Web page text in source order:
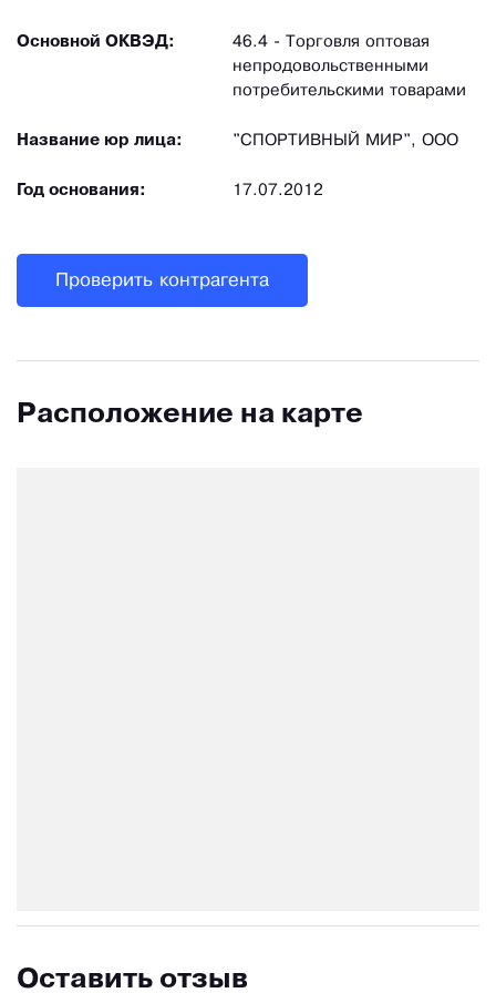
Основной ОКВЭД:
46.4 - Торговля оптовая
непродовольственными
потребительскими товарами
Название юр лица: "СПОРТИВНЫЙ МИР", ООО
Год основания: 17.07.2012
Проверить контрагента
Расположение на карте
Оставить отзыв